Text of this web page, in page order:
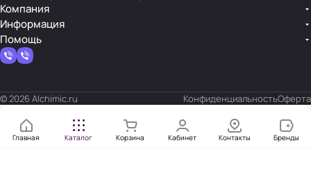
Компания
Информация
Помощь
© 2026 Alchimic.ru КонфиденциальностьОферта
Главная Каталог Корзина Кабинет Контакты Бренды